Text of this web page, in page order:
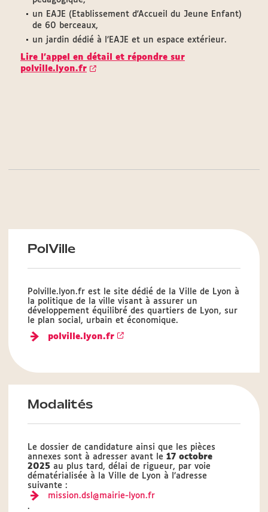
un EAJE (Etablissement d'Accueil du Jeune Enfant)
de 60 berceaux,
un jardin dédié à l’EAJE et un espace extérieur.
Lire l'appel en détail et répondre sur
polville.lyon.fr
PolVille
Polville.lyon.fr est le site dédié de la Ville de Lyon à
la politique de la ville visant à assurer un
développement équilibré des quartiers de Lyon, sur
le plan social, urbain et économique.
polville.lyon.fr
Modalités
Le dossier de candidature ainsi que les pièces
annexes sont à adresser avant le 17 octobre
2025 au plus tard, délai de rigueur, par voie
dématérialisée à la Ville de Lyon à l’adresse
suivante :
mission.dsl@mairie-lyon.fr
.